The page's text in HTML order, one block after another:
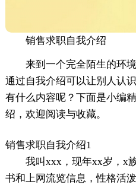
销售求职自我介绍
来到一个完全陌生的环
通过自我介绍可以让别人认
有什么内容呢？下面是小编
绍，欢迎阅读与收藏。
销售求职自我介绍1
我叫xxx，现年xx岁，x
书和上网流览信息，性格活